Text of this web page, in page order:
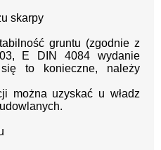
skarpy
gruntu (zgodnie z
E DIN4084 wydanie
się to
konieczne, należy
można uzyskać u władz